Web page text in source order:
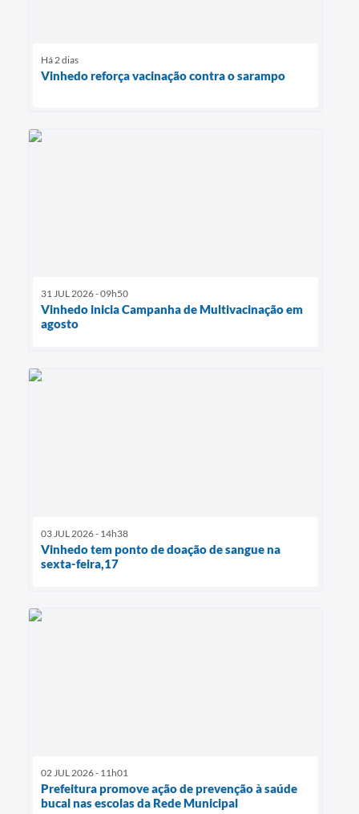
Há 2 dias
Vinhedo reforça vacinação contra o sarampo
31 JUL 2026 - 09h50
Vinhedo inicia Campanha de Multivacinação em
agosto
03 JUL 2026 - 14h38
Vinhedo tem ponto de doação de sangue na
sexta-feira,17
02 JUL 2026 - 11h01
Prefeitura promove ação de prevenção à saúde
bucal nas escolas da Rede Municipal